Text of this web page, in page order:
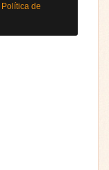
Política de